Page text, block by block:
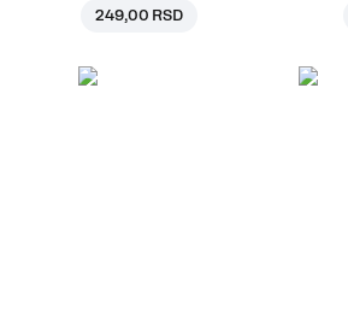
249,00 RSD